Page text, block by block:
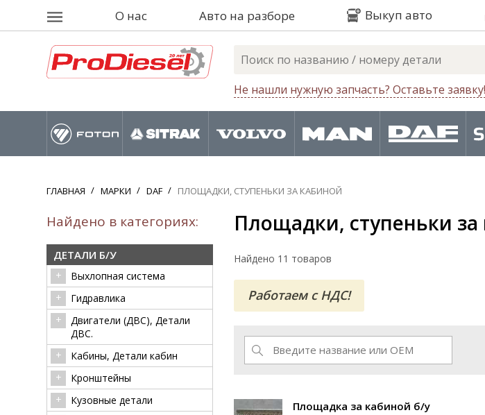
О нас Авто на разборе Выкуп авто
Не нашли нужную запчасть? Оставьте заявку!
ГЛАВНАЯ МАРКИ DAF ПЛОЩАДКИ, СТУПЕНЬКИ ЗА КАБИНОЙ
Найдено в категориях:
ДЕТАЛИ Б/У
Выхлопная система
Гидравлика
Двигатели (ДВС), Детали
ДВС.
Кабины, Детали кабин
Кронштейны
Кузовные детали
Площадки, ступеньки за
Найдено 11 товаров
Работаем с НДС!
Площадка за кабиной б/у